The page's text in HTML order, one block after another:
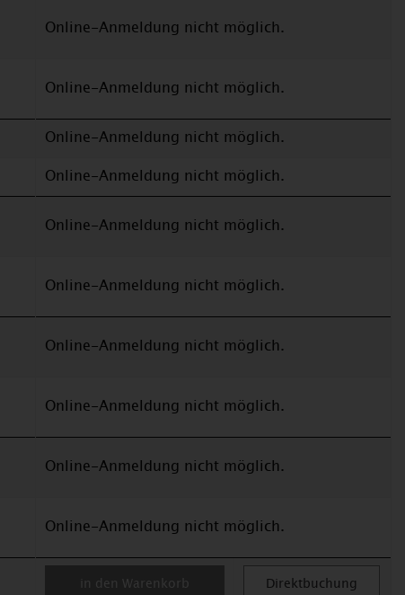
Online-Anmeldung nicht möglich.
Online-Anmeldung nicht möglich.
Online-Anmeldung nicht möglich.
Online-Anmeldung nicht möglich.
Online-Anmeldung nicht möglich.
Online-Anmeldung nicht möglich.
Online-Anmeldung nicht möglich.
Online-Anmeldung nicht möglich.
Online-Anmeldung nicht möglich.
Online-Anmeldung nicht möglich.
in den Warenkorb Direktbuchung